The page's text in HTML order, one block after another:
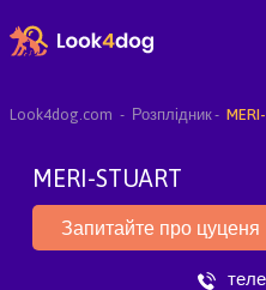
Look4dog.com Розплідник
MERI-STUART
Запитайте про цуценя